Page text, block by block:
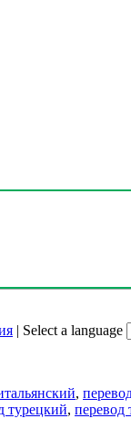
| Select a language
,
турецкий, перевод